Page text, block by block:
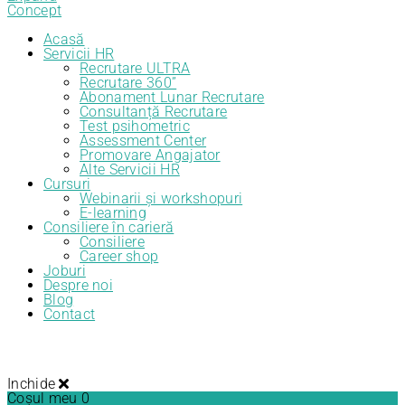
Acasă
Servicii HR
Recrutare ULTRA
Recrutare 360”
Abonament Lunar Recrutare
Consultanță Recrutare
Test psihometric
Assessment Center
Promovare Angajator
Alte Servicii HR
Cursuri
Webinarii și workshopuri
E-learning
Consiliere în carieră
Consiliere
Career shop
Joburi
Despre noi
Blog
Contact
Inchide
Coșul meu 0